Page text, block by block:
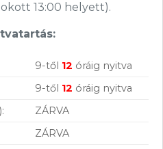
nálunk!
13:00 helyett).
9-től 12 óráig nyitva
9-től 12 óráig nyitva
ZÁRVA
ZÁRVA